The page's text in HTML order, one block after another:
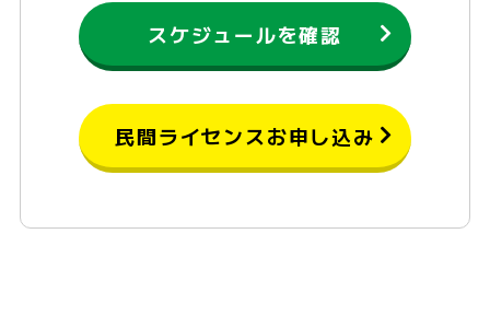
スケジュールを確認
民間ライセンスお申し込み